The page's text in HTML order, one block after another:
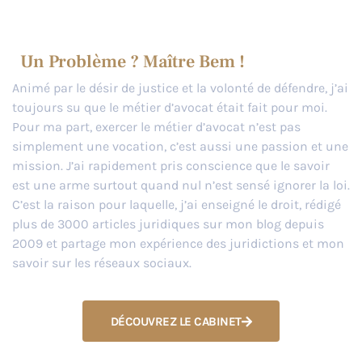
Un Problème ? Maître Bem !
Animé par le désir de justice et la volonté de défendre, j’ai
toujours su que le métier d’avocat était fait pour moi.
Pour ma part, exercer le métier d’avocat n’est pas
simplement une vocation, c’est aussi une passion et une
mission. J’ai rapidement pris conscience que le savoir
est une arme surtout quand nul n’est sensé ignorer la loi.
C’est la raison pour laquelle, j’ai enseigné le droit, rédigé
plus de 3000 articles juridiques sur mon blog depuis
2009 et partage mon expérience des juridictions et mon
savoir sur les réseaux sociaux.
DÉCOUVREZ LE CABINET